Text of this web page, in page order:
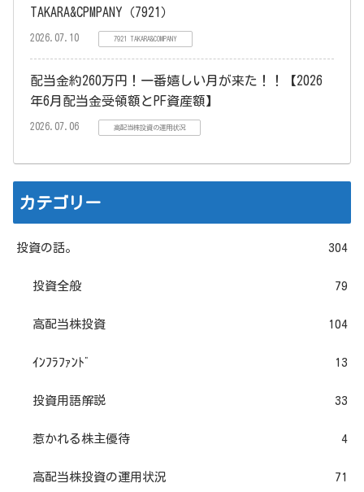
TAKARA&CPMPANY（7921）
2026.07.10 7921 TAKARA&COMPANY
配当金約260万円！一番嬉しい月が来た！！【2026
年6月配当金受領額とPF資産額】
2026.07.06 高配当株投資の運用状況
カテゴリー
投資の話。 304
投資全般 79
高配当株投資 104
ｲﾝﾌﾗﾌｧﾝﾄﾞ 13
投資用語解説 33
惹かれる株主優待 4
高配当株投資の運用状況 71